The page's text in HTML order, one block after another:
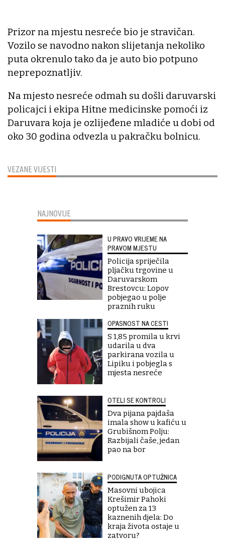
VEZANE VIJESTI
Prizor na mjestu nesreće bio je stravičan.
Vozilo se navodno nakon slijetanja nekoliko
puta okrenulo tako da je auto bio potpuno
neprepoznatljiv.
Na mjesto nesreće odmah su došli daruvarski
policajci i ekipa Hitne medicinske pomoći iz
Daruvara koja je ozlijeđene mladiće u dobi od
oko 30 godina odvezla u pakračku bolnicu.
NAJNOVIJE
U PRAVO VRIJEME NA
PRAVOM MJESTU
Policija spriječila
pljačku trgovine u
Daruvarskom
Brestovcu: Lopov
pobjegao u polje
praznih ruku
OPASNOST NA CESTI
S 1,85 promila u krvi
udarila u dva
parkirana vozila u
Lipiku i pobjegla s
mjesta nesreće
OTELI SE KONTROLI
Dva pijana pajdaša
imala show u kafiću u
Grubišnom Polju:
Razbijali čaše, jedan
pao na bor
PODIGNUTA OPTUŽNICA
Masovni ubojica
Krešimir Pahoki
optužen za 13
kaznenih djela: Do
kraja života ostaje u
zatvoru?